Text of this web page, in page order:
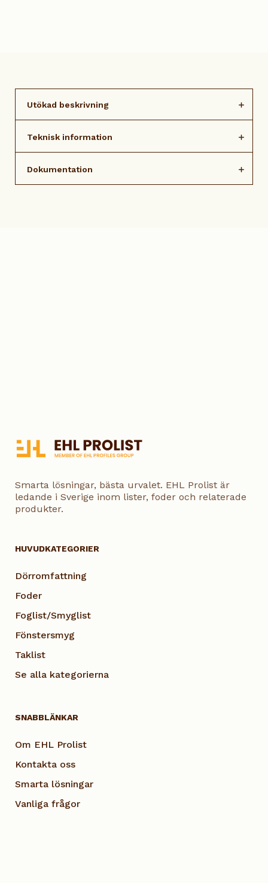
Utökad beskrivning
Teknisk information
Dokumentation
Smarta lösningar, bästa urvalet. EHL Prolist är
ledande i Sverige inom lister, foder och relaterade
produkter.
HUVUDKATEGORIER
Dörromfattning
Foder
Foglist/Smyglist
Fönstersmyg
Taklist
Se alla kategorierna
SNABBLÄNKAR
Om EHL Prolist
Kontakta oss
Smarta lösningar
Vanliga frågor